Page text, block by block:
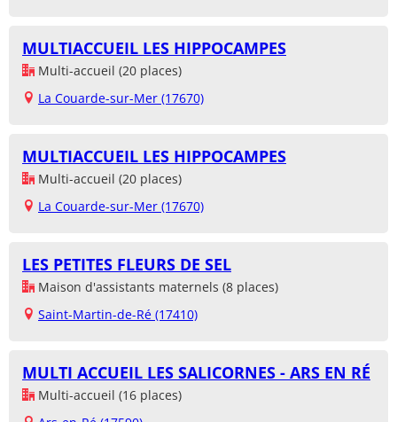
MULTIACCUEIL LES HIPPOCAMPES
Multi-accueil (20 places)
La Couarde-sur-Mer (17670)
MULTIACCUEIL LES HIPPOCAMPES
Multi-accueil (20 places)
La Couarde-sur-Mer (17670)
LES PETITES FLEURS DE SEL
Maison d'assistants maternels (8 places)
Saint-Martin-de-Ré (17410)
MULTI ACCUEIL LES SALICORNES - ARS EN RÉ
Multi-accueil (16 places)